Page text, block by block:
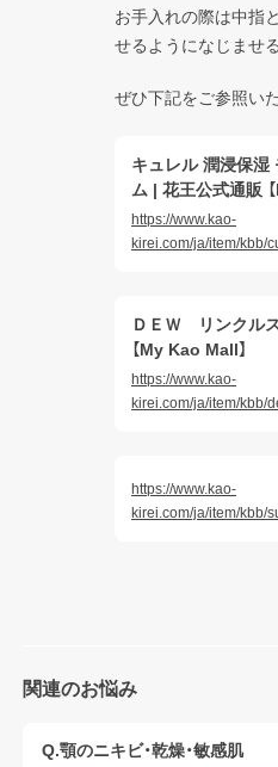
お手入れの際は中指
せるようになじませ
ぜひ下記をご参照い
キュレル 潤浸保湿
ム | 花王公式通販
https://www.kao-
kirei.com/ja/item/kbb/
ＤＥＷ リンクル
【My Kao Mall】
https://www.kao-
kirei.com/ja/item/kbb/
https://www.kao-
kirei.com/ja/item/kbb/
関連のお悩み
Q.顎のニキビ・乾燥・敏感肌